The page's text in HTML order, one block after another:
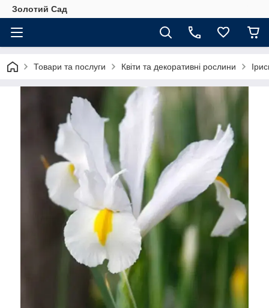
Золотий Сад
Товари та послуги Квіти та декоративні рослини